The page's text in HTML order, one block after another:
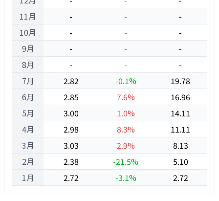
11月
10月
9月
8月
7月
6月
5月
4月
3月
2月
1月
-
-
-
-
-
-
-
-
-
-
-
-
2.82
-0.1%
19.78
2.85
7.6%
16.96
3.00
1.0%
14.11
2.98
8.3%
11.11
3.03
2.9%
8.13
2.38
-21.5%
5.10
2.72
-3.1% 2.72